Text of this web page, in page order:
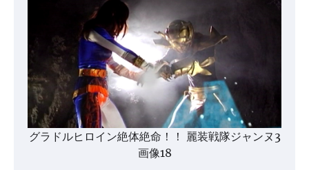
グラドルヒロイン絶体絶命！！ 麗装戦隊ジャンヌ3
画像18